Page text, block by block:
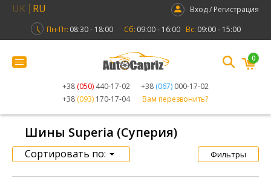
UK RU
Вход / Регистрация
Пн-Пт: 08:30 - 18:00 Сб: 09:00 - 16:00 Вс: 09:00 - 15:00
+38 (050) 440-17-02 +38 (067) 000-17-02
+38 (093) 170-17-04 Вам перезвонить?
0
Шины Superia (Суперия)
Сортировать по: Фильтры